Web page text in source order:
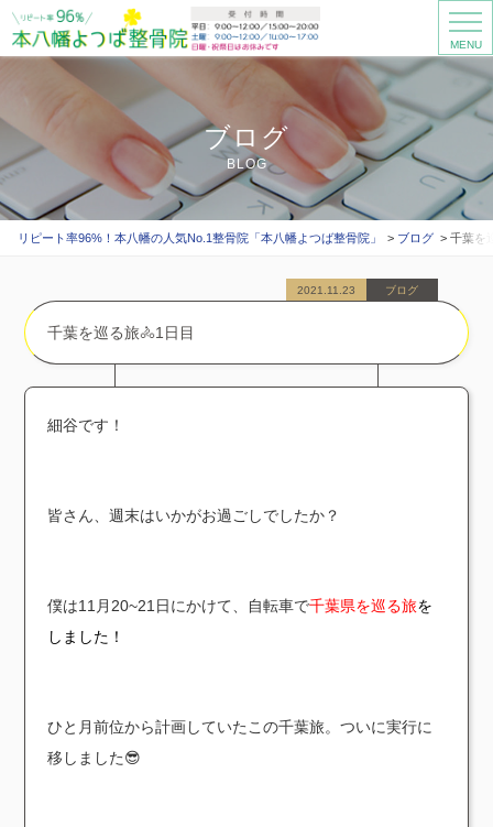
MENU
ブログ
BLOG
リピート率96%！本八幡の人気No.1整骨院「本八幡よつば整骨院」 ブログ 千葉を
千葉を巡る旅🚴1日目
2021.11.23 ブログ
細谷です！
皆さん、週末はいかがお過ごしでしたか？
僕は11月20~21日にかけて、自転車で千葉県を巡る旅を
しました！
ひと月前位から計画していたこの千葉旅。ついに実行に
移しました😎